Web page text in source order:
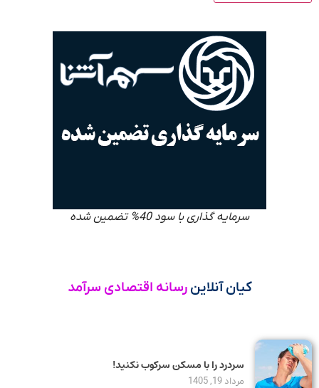
سرمایه گذاری با سود 40% تضمین شده
کیان آنلاین رسانه اقتصادی سرآمد
سردرد را با مسکن سرکوب نکنید!
مرداد 19, 1405